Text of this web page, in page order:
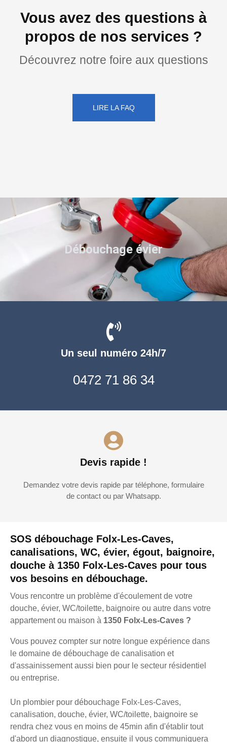
Vous avez des questions à
propos de nos services ?
Découvrez notre foire aux questions
LIRE LA FAQ
SOS débouchage Folx-Les-Caves,
canalisations, WC, évier, égout, baignoire,
douche à 1350 Folx-Les-Caves pour tous
vos besoins en débouchage.
Vous rencontre un problème d'écoulement de votre
douche, évier, WC/toilette, baignoire ou autre dans votre
appartement ou maison à 1350 Folx-Les-Caves ?
Vous pouvez compter sur notre longue expérience dans
le domaine de débouchage de canalisation et
d'assainissement aussi bien pour le secteur résidentiel
ou entreprise.
Un plombier pour débouchage Folx-Les-Caves,
canalisation, douche, évier, WC/toilette, baignoire se
rendra chez vous en moins de 45min afin d'établir tout
d'abord un diagnostique, ensuite il vous communiquera
Un seul numéro 24h/7
0472 71 86 34
Devis rapide !
Demandez votre devis rapide par téléphone, formulaire
de contact ou par Whatsapp.
Débouchage évier